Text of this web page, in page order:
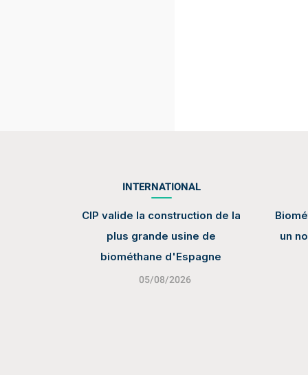
INTERNATIONAL
CIP valide la construction de la
plus grande usine de
biométhane d'Espagne
05/08/2026
un